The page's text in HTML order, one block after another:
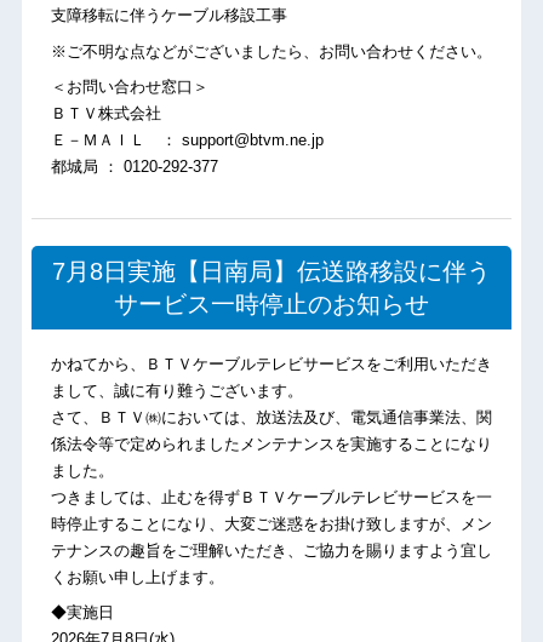
支障移転に伴うケーブル移設工事
※ご不明な点などがございましたら、お問い合わせください。
＜お問い合わせ窓口＞
ＢＴＶ株式会社
Ｅ－ＭＡＩＬ ： support@btvm.ne.jp
都城局 ： 0120-292-377
7月8日実施【日南局】伝送路移設に伴う
サービス一時停止のお知らせ
かねてから、ＢＴＶケーブルテレビサービスをご利用いただき
まして、誠に有り難うございます。
さて、ＢＴＶ㈱においては、放送法及び、電気通信事業法、関
係法令等で定められましたメンテナンスを実施することになり
ました。
つきましては、止むを得ずＢＴＶケーブルテレビサービスを一
時停止することになり、大変ご迷惑をお掛け致しますが、メン
テナンスの趣旨をご理解いただき、ご協力を賜りますよう宜し
くお願い申し上げます。
◆実施日